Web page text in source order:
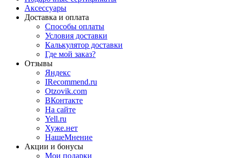
Аксессуары
Доставка и оплата
Способы оплаты
Условия доставки
Калькулятор доставки
Где мой заказ?
Отзывы
Яндекс
IRecommend.ru
Otzovik.com
ВКонтакте
На сайте
Yell.ru
Хуже.нет
НашеМнение
Акции и бонусы
Мои подарки